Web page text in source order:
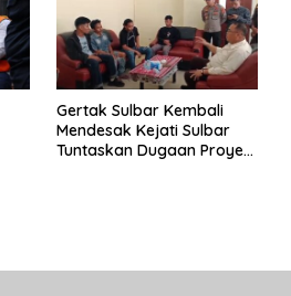
Gertak Sulbar Kembali
Mendesak Kejati Sulbar
Tuntaskan Dugaan Proyek